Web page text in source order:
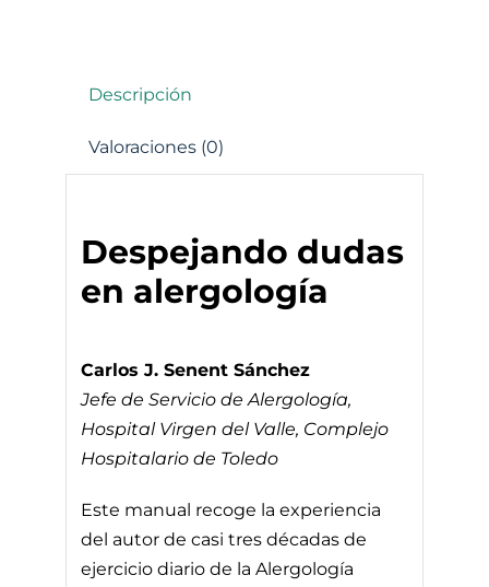
Descripción
Valoraciones (0)
Despejando dudas
en alergología
Carlos J. Senent Sánchez
Jefe de Servicio de Alergología,
Hospital Virgen del Valle, Complejo
Hospitalario de Toledo
Este manual recoge la experiencia
del autor de casi tres décadas de
ejercicio diario de la Alergología